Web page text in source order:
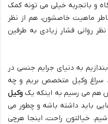
و باتجربه خیلی می تونه کمک
ماهیت خاصشون، هم از نظر
روانی فشار زیادی به طرفین
به دنیای جرایم جنسی در
سراغ وکیل متخصص بریم و چه
می رسیم به اینکه یک وکیل
باید داشته باشه و چطور می
خیالتون راحت، اینجا هرچی